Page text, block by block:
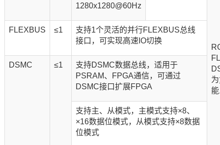
1280x1280@60Hz
FLEXBUS ≤1
支持1个灵活的并行FLEXBUS总线
接口，可实现高速IO切换
DSMC ≤1
支持DSMC数据总线，适用于
PSRAM、FPGA通信，可通过
DSMC接口扩展FPGA
支持主、从模式，主模式支持×8、
×16数据位模式，从模式支持×8数据
位模式